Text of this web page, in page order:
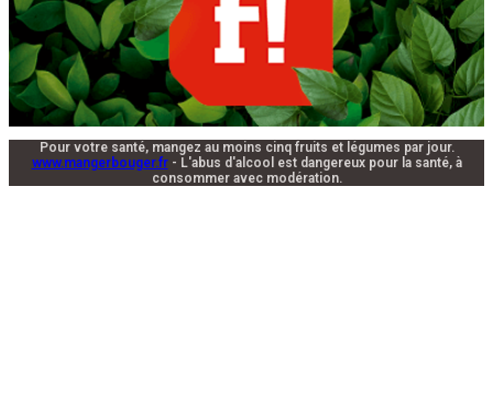
Pour votre santé, mangez au moins cinq fruits et légumes par jour.
www.mangerbouger.fr- L'abus d'alcool est dangereux pour la santé, à
consommer avec modération.